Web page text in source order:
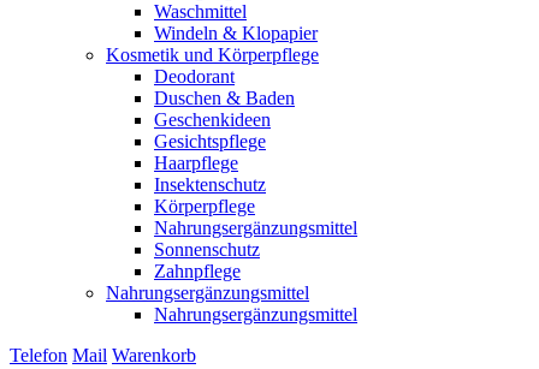
Waschmittel
Windeln & Klopapier
Kosmetik und Körperpflege
Deodorant
Duschen & Baden
Geschenkideen
Gesichtspflege
Haarpflege
Insektenschutz
Körperpflege
Nahrungsergänzungsmittel
Sonnenschutz
Zahnpflege
Nahrungsergänzungsmittel
Nahrungsergänzungsmittel
Telefon Mail Warenkorb